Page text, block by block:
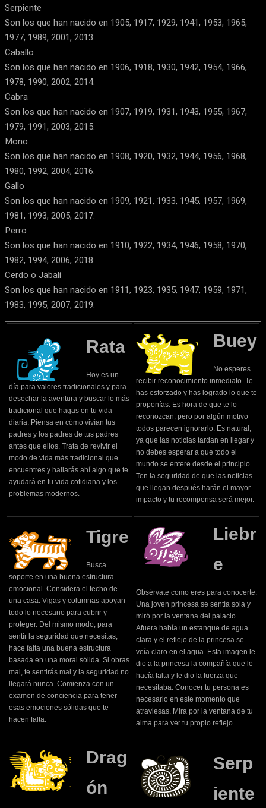
Serpiente
Son los que han nacido en 1905, 1917, 1929, 1941, 1953, 1965,
1977, 1989, 2001, 2013.
Caballo
Son los que han nacido en 1906, 1918, 1930, 1942, 1954, 1966,
1978, 1990, 2002, 2014.
Cabra
Son los que han nacido en 1907, 1919, 1931, 1943, 1955, 1967,
1979, 1991, 2003, 2015.
Mono
Son los que han nacido en 1908, 1920, 1932, 1944, 1956, 1968,
1980, 1992, 2004, 2016.
Gallo
Son los que han nacido en 1909, 1921, 1933, 1945, 1957, 1969,
1981, 1993, 2005, 2017.
Perro
Son los que han nacido en 1910, 1922, 1934, 1946, 1958, 1970,
1982, 1994, 2006, 2018.
Cerdo o Jabalí
Son los que han nacido en 1911, 1923, 1935, 1947, 1959, 1971,
1983, 1995, 2007, 2019.
Rata
Hoy es un
día para valores tradicionales y para
desechar la aventura y buscar lo más
tradicional que hagas en tu vida
diaria. Piensa en cómo vivían tus
padres y los padres de tus padres
antes que ellos. Trata de revivir el
modo de vida más tradicional que
encuentres y hallarás ahí algo que te
ayudará en tu vida cotidiana y los
problemas modernos.
Buey
No esperes
recibir reconocimiento inmediato. Te
has esforzado y has logrado lo que te
proponías. Es hora de que te lo
reconozcan, pero por algún motivo
todos parecen ignorarlo. Es natural,
ya que las noticias tardan en llegar y
no debes esperar a que todo el
mundo se entere desde el principio.
Ten la seguridad de que las noticias
que llegan después harán el mayor
impacto y tu recompensa será mejor.
Tigre
Busca
soporte en una buena estructura
emocional. Considera el techo de
una casa. Vigas y columnas apoyan
todo lo necesario para cubrir y
proteger. Del mismo modo, para
sentir la seguridad que necesitas,
hace falta una buena estructura
basada en una moral sólida. Si obras
mal, te sentirás mal y la seguridad no
llegará nunca. Comienza con un
examen de conciencia para tener
esas emociones sólidas que te
hacen falta.
Liebr
e
Obsérvate como eres para conocerte.
Una joven princesa se sentía sola y
miró por la ventana del palacio.
Afuera había un estanque de agua
clara y el reflejo de la princesa se
veía claro en el agua. Esta imagen le
dio a la princesa la compañía que le
hacía falta y le dio la fuerza que
necesitaba. Conocer tu persona es
necesario en este momento que
atraviesas. Mira por la ventana de tu
alma para ver tu propio reflejo.
Drag
ón
Serp
iente